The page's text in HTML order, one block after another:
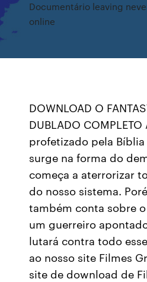
Documentário leaving
online
DOWNLOAD O
DUBLADO
profetizado pela
surge na forma do
começa a aterrorizar
do nosso sistema.
também conta sobre
um guerreiro
lutará contra todo
ao nosso site Filmes
site de download de